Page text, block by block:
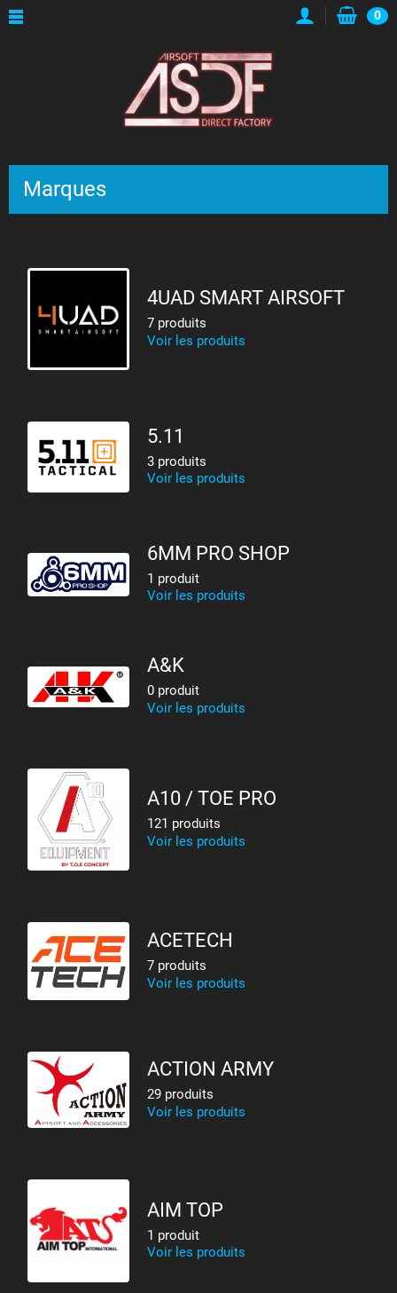
0
Marques
4UAD SMART AIRSOFT
7 produits
Voir les produits
5.11
3 produits
Voir les produits
6MM PRO SHOP
1 produit
Voir les produits
A&K
0 produit
Voir les produits
A10 / TOE PRO
121 produits
Voir les produits
ACETECH
7 produits
Voir les produits
ACTION ARMY
29 produits
Voir les produits
AIM TOP
1 produit
Voir les produits